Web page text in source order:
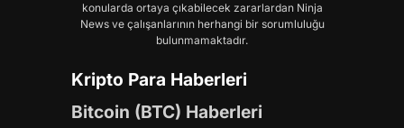
konularda ortaya çıkabilecek zararlardan Ninja
News ve çalışanlarının herhangi bir sorumluluğu
bulunmamaktadır.
Kripto Para Haberleri
Bitcoin (BTC) Haberleri